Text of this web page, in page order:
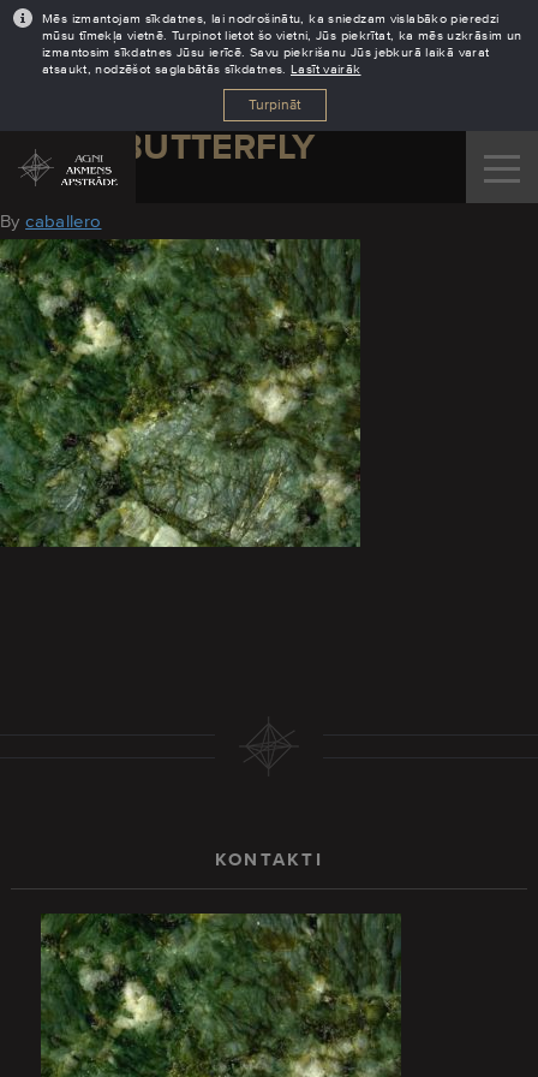
Mēs izmantojam sīkdatnes, lai nodrošinātu, ka sniedzam vislabāko pieredzi
mūsu tīmekļa vietnē. Turpinot lietot šo vietni, Jūs piekrītat, ka mēs uzkrāsim un
izmantosim sīkdatnes Jūsu ierīcē. Savu piekrišanu Jūs jebkurā laikā varat
atsaukt, nodzēšot saglabātās sīkdatnes. Lasīt vairāk
Turpināt
GREENBUTTERFLY
August 2, 2016
Bycaballero
KONTAKTI